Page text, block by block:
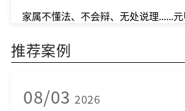
家属不懂法、不会辩、无处说理......
推荐案例
08/03 2026